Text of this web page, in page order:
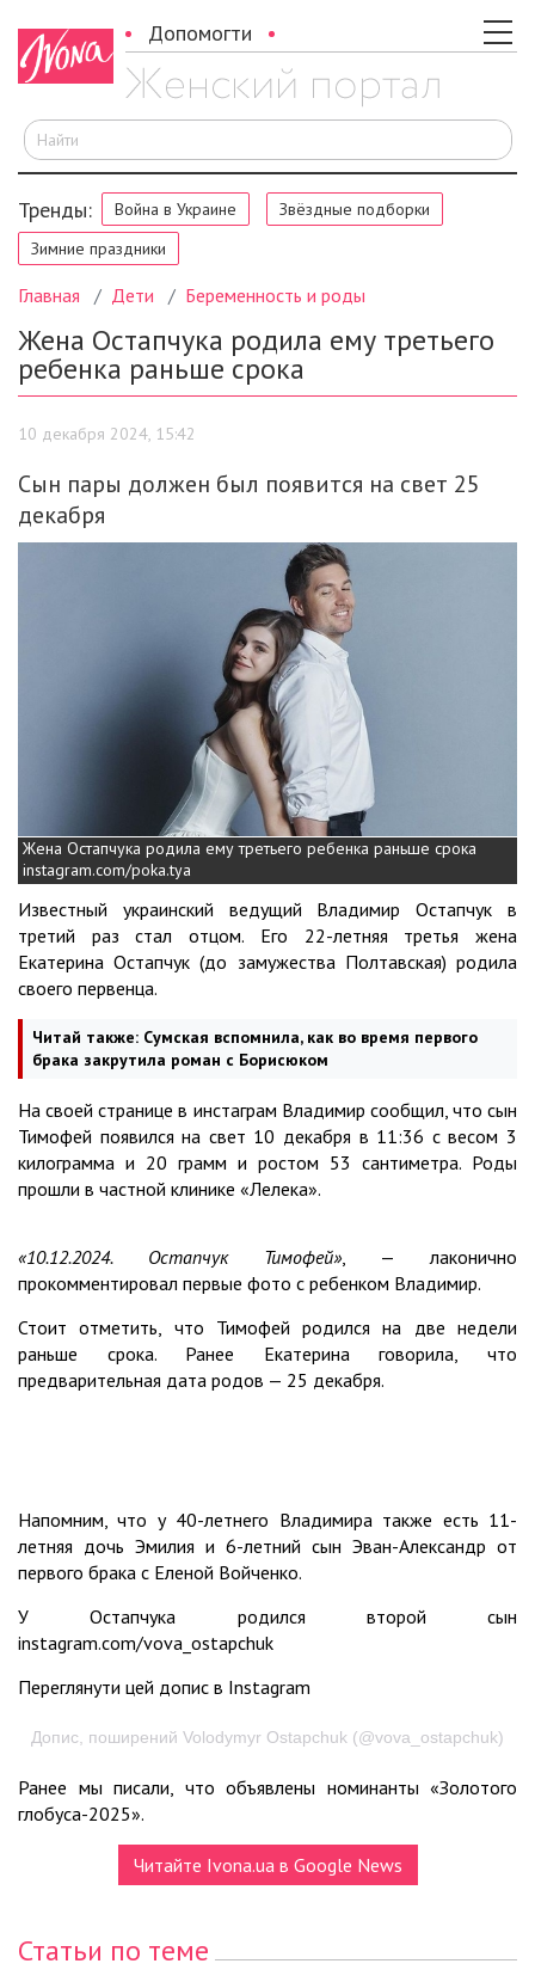
Допомогти
Тренды: Война в Украине
Звёздные подборки
Зимние праздники
Главная Дети Беременность и роды
Жена Остапчука родила ему третьего
ребенка раньше срока
10 декабря 2024, 15:42
Сын пары должен был появится на свет 25
декабря
Жена Остапчука родила ему третьего ребенка раньше срока
instagram.com/poka.tya
Известный украинский ведущий Владимир Остапчук в
третий раз стал отцом. Его 22-летняя третья жена
Екатерина Остапчук (до замужества Полтавская) родила
своего первенца.
Читай также: Сумская вспомнила, как во время первого
брака закрутила роман с Борисюком
На своей странице в инстаграм Владимир сообщил, что сын
Тимофей появился на свет 10 декабря в 11:36 с весом 3
килограмма и 20 грамм и ростом 53 сантиметра. Роды
прошли в частной клинике «Лелека».
«10.12.2024. Остапчук Тимофей», — лаконично
прокомментировал первые фото с ребенком Владимир.
Стоит отметить, что Тимофей родился на две недели
раньше срока. Ранее Екатерина говорила, что
предварительная дата родов — 25 декабря.
Напомним, что у 40-летнего Владимира также есть 11-
летняя дочь Эмилия и 6-летний сын Эван-Александр от
первого брака с Еленой Войченко.
У Остапчука родился второй сын
instagram.com/vova_ostapchuk
Переглянути цей допис в Instagram
Допис, поширений Volodymyr Ostapchuk (@vova_ostapchuk)
Ранее мы писали, что объявлены номинанты «Золотого
глобуса-2025».
Читайте Ivona.ua в Google News
Статьи по теме